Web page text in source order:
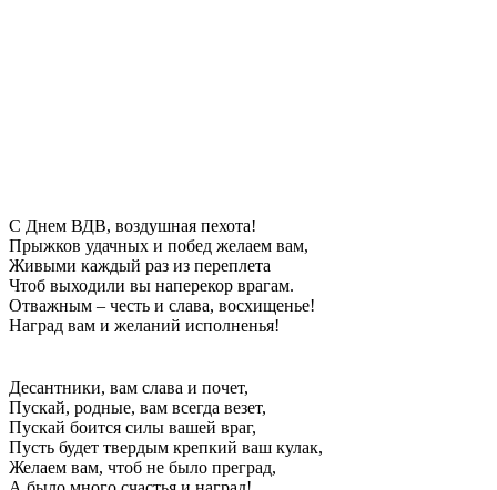
С Днем ВДВ, воздушная пехота!
Прыжков удачных и побед желаем вам,
Живыми каждый раз из переплета
Чтоб выходили вы наперекор врагам.
Отважным – честь и слава, восхищенье!
Наград вам и желаний исполненья!
Десантники, вам слава и почет,
Пускай, родные, вам всегда везет,
Пускай боится силы вашей враг,
Пусть будет твердым крепкий ваш кулак,
Желаем вам, чтоб не было преград,